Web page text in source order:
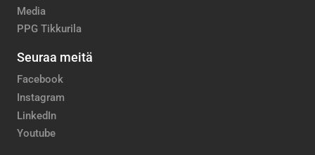
Media
PPG Tikkurila
Seuraa meitä
Facebook
Instagram
LinkedIn
Youtube